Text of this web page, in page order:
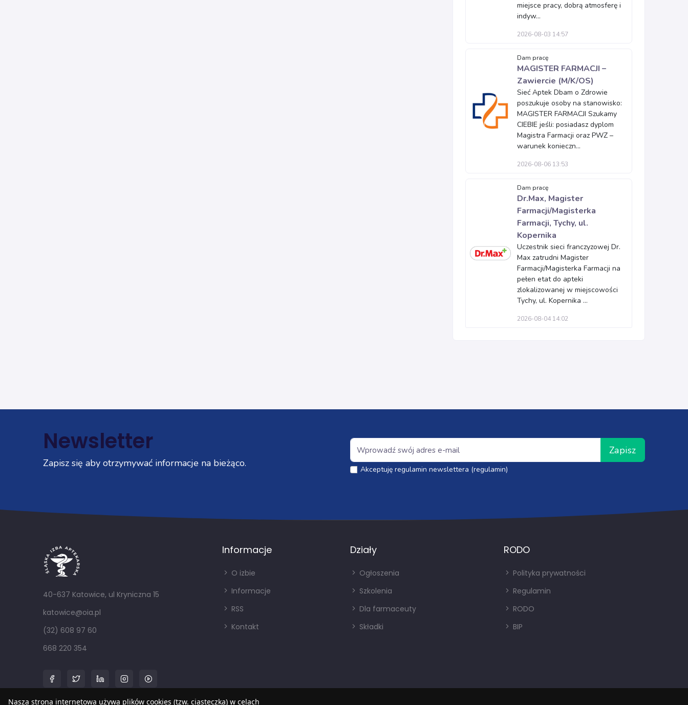
miejsce pracy, dobrą atmosferę i
indyw...
2026-08-03 14:57
Dam pracę
MAGISTER FARMACJI –
Zawiercie (M/K/OS)
Sieć Aptek Dbam o Zdrowie
poszukuje osoby na stanowisko:
MAGISTER FARMACJI Szukamy
CIEBIE jeśli: posiadasz dyplom
Magistra Farmacji oraz PWZ –
warunek konieczn...
2026-08-06 13:53
Dam pracę
Dr.Max, Magister
Farmacji/Magisterka
Farmacji, Tychy, ul.
Kopernika
Uczestnik sieci franczyzowej Dr.
Max zatrudni Magister
Farmacji/Magisterka Farmacji na
pełen etat do apteki
zlokalizowanej w miejscowości
Tychy, ul. Kopernika ...
2026-08-04 14:02
Newsletter
Zapisz się aby otrzymywać informacje na bieżąco.
Zapisz
Akceptuję regulamin newslettera (regulamin)
40-637 Katowice, ul Kryniczna 15
katowice@oia.pl
(32) 608 97 60
668 220 354
Informacje
O izbie
Informacje
RSS
Kontakt
Działy
Ogłoszenia
Szkolenia
Dla farmaceuty
Składki
RODO
Polityka prywatności
Regulamin
RODO
BIP
Nasza strona internetowa używa plików cookies (tzw. ciasteczka) w celach